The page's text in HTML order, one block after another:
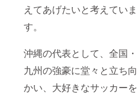
えてあげたいと考えていま
す。
沖縄の代表として、全国・
九州の強豪に堂々と立ち向
かい、大好きなサッカーを